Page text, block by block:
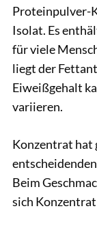
Proteinpulver-
Isolat. Es
für viele
liegt der
Eiweißgehalt
variieren.
Konzentrat hat
Beim
sich